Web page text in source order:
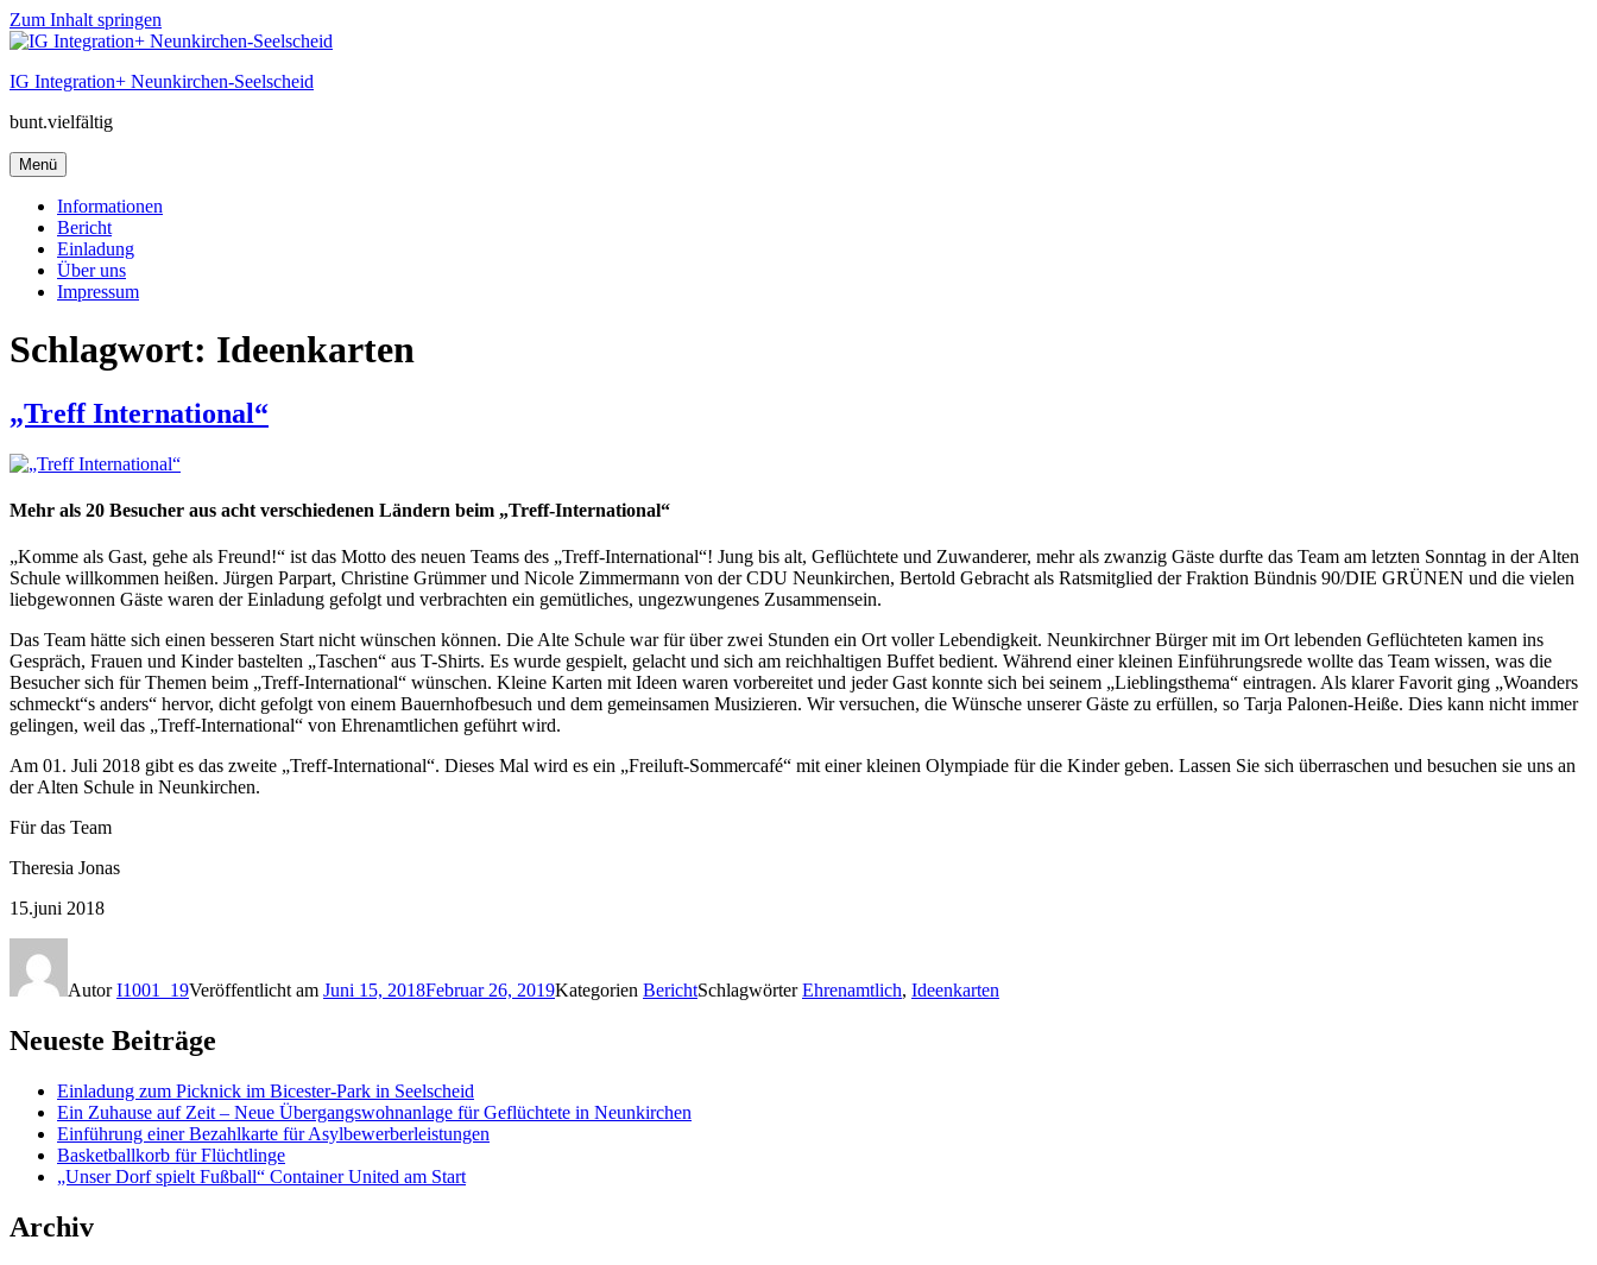
Zum Inhalt springen
IG Integration+ Neunkirchen-Seelscheid
bunt.vielfältig
Menü
Informationen
Bericht
Einladung
Über uns
Impressum
Schlagwort: Ideenkarten
„Treff International“
Mehr als 20 Besucher aus acht verschiedenen Ländern beim „Treff-International“
„Komme als Gast, gehe als Freund!“ ist das Motto des neuen Teams des „Treff-International“! Jung bis alt, Geflüchtete und Zuwanderer, mehr als zwanzig Gäste durfte das Team am letzten Sonntag in der Alten
Schule willkommen heißen. Jürgen Parpart, Christine Grümmer und Nicole Zimmermann von der CDU Neunkirchen, Bertold Gebracht als Ratsmitglied der Fraktion Bündnis 90/DIE GRÜNEN und die vielen
liebgewonnen Gäste waren der Einladung gefolgt und verbrachten ein gemütliches, ungezwungenes Zusammensein.
Das Team hätte sich einen besseren Start nicht wünschen können. Die Alte Schule war für über zwei Stunden ein Ort voller Lebendigkeit. Neunkirchner Bürger mit im Ort lebenden Geflüchteten kamen ins
Gespräch, Frauen und Kinder bastelten „Taschen“ aus T-Shirts. Es wurde gespielt, gelacht und sich am reichhaltigen Buffet bedient. Während einer kleinen Einführungsrede wollte das Team wissen, was die
Besucher sich für Themen beim „Treff-International“ wünschen. Kleine Karten mit Ideen waren vorbereitet und jeder Gast konnte sich bei seinem „Lieblingsthema“ eintragen. Als klarer Favorit ging „Woanders
schmeckt“s anders“ hervor, dicht gefolgt von einem Bauernhofbesuch und dem gemeinsamen Musizieren. Wir versuchen, die Wünsche unserer Gäste zu erfüllen, so Tarja Palonen-Heiße. Dies kann nicht immer
gelingen, weil das „Treff-International“ von Ehrenamtlichen geführt wird.
Am 01. Juli 2018 gibt es das zweite „Treff-International“. Dieses Mal wird es ein „Freiluft-Sommercafé“ mit einer kleinen Olympiade für die Kinder geben. Lassen Sie sich überraschen und besuchen sie uns an
der Alten Schule in Neunkirchen.
Für das Team
Theresia Jonas
15.juni 2018
AutorI1001_19Veröffentlicht am Juni 15, 2018Februar 26, 2019Kategorien BerichtSchlagwörterEhrenamtlich, Ideenkarten
Neueste Beiträge
Einladung zum Picknick im Bicester-Park in Seelscheid
Ein Zuhause auf Zeit – Neue Übergangswohnanlage für Geflüchtete in Neunkirchen
Einführung einer Bezahlkarte für Asylbewerberleistungen
Basketballkorb für Flüchtlinge
„Unser Dorf spielt Fußball“ Container United am Start
Archiv